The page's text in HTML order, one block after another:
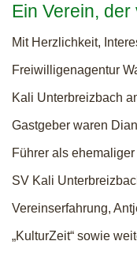
Ein Verein,
Mit Herzlichkeit,
Freiwilligenagentur
Kali Unterbreizbach
Gastgeber waren
Führer als
SV Kali
Vereinserfahrung,
„KulturZeit“ sowie